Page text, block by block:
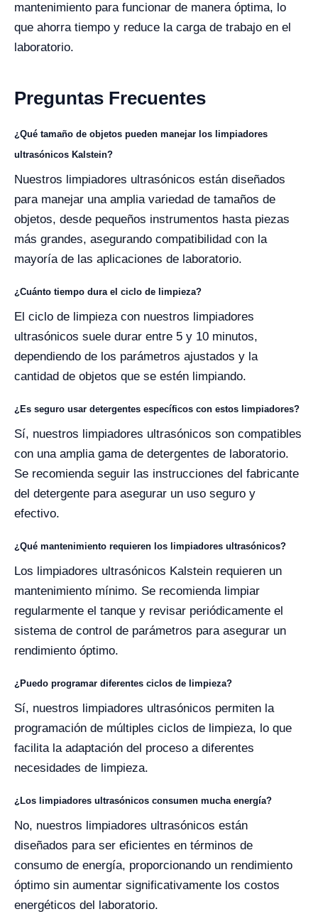
mantenimiento para funcionar de manera óptima, lo
que ahorra tiempo y reduce la carga de trabajo en el
laboratorio.
Preguntas Frecuentes
¿Qué tamaño de objetos pueden manejar los limpiadores
ultrasónicos Kalstein?
Nuestros limpiadores ultrasónicos están diseñados
para manejar una amplia variedad de tamaños de
objetos, desde pequeños instrumentos hasta piezas
más grandes, asegurando compatibilidad con la
mayoría de las aplicaciones de laboratorio.
¿Cuánto tiempo dura el ciclo de limpieza?
El ciclo de limpieza con nuestros limpiadores
ultrasónicos suele durar entre 5 y 10 minutos,
dependiendo de los parámetros ajustados y la
cantidad de objetos que se estén limpiando.
¿Es seguro usar detergentes específicos con estos limpiadores?
Sí, nuestros limpiadores ultrasónicos son compatibles
con una amplia gama de detergentes de laboratorio.
Se recomienda seguir las instrucciones del fabricante
del detergente para asegurar un uso seguro y
efectivo.
¿Qué mantenimiento requieren los limpiadores ultrasónicos?
Los limpiadores ultrasónicos Kalstein requieren un
mantenimiento mínimo. Se recomienda limpiar
regularmente el tanque y revisar periódicamente el
sistema de control de parámetros para asegurar un
rendimiento óptimo.
¿Puedo programar diferentes ciclos de limpieza?
Sí, nuestros limpiadores ultrasónicos permiten la
programación de múltiples ciclos de limpieza, lo que
facilita la adaptación del proceso a diferentes
necesidades de limpieza.
¿Los limpiadores ultrasónicos consumen mucha energía?
No, nuestros limpiadores ultrasónicos están
diseñados para ser eficientes en términos de
consumo de energía, proporcionando un rendimiento
óptimo sin aumentar significativamente los costos
energéticos del laboratorio.